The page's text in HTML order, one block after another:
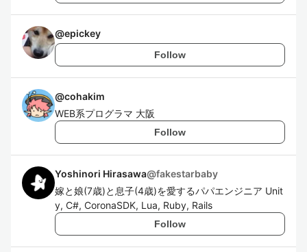
@epickey
Follow
@cohakim
WEB系プログラマ 大阪
Follow
Yoshinori Hirasawa@fakestarbaby
嫁と娘(7歳)と息子(4歳)を愛するパパエンジニア Unit
y, C#, CoronaSDK, Lua, Ruby, Rails
Follow